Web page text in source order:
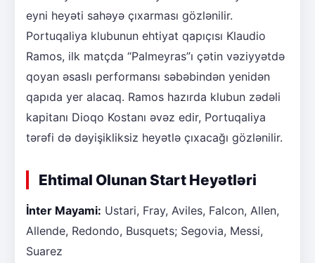
eyni heyəti sahəyə çıxarması gözlənilir.
Portuqaliya klubunun ehtiyat qapıçısı Klaudio
Ramos, ilk matçda “Palmeyras”ı çətin vəziyyətdə
qoyan əsaslı performansı səbəbindən yenidən
qapıda yer alacaq. Ramos hazırda klubun zədəli
kapitanı Dioqo Kostanı əvəz edir, Portuqaliya
tərəfi də dəyişikliksiz heyətlə çıxacağı gözlənilir.
Ehtimal Olunan Start Heyətləri
İnter Mayami: Ustari, Fray, Aviles, Falcon, Allen,
Allende, Redondo, Busquets; Segovia, Messi,
Suarez